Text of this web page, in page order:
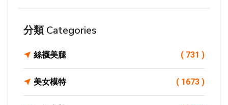
分類 Categories
絲襪美腿 ( 731 )
美女模特 ( 1673 )